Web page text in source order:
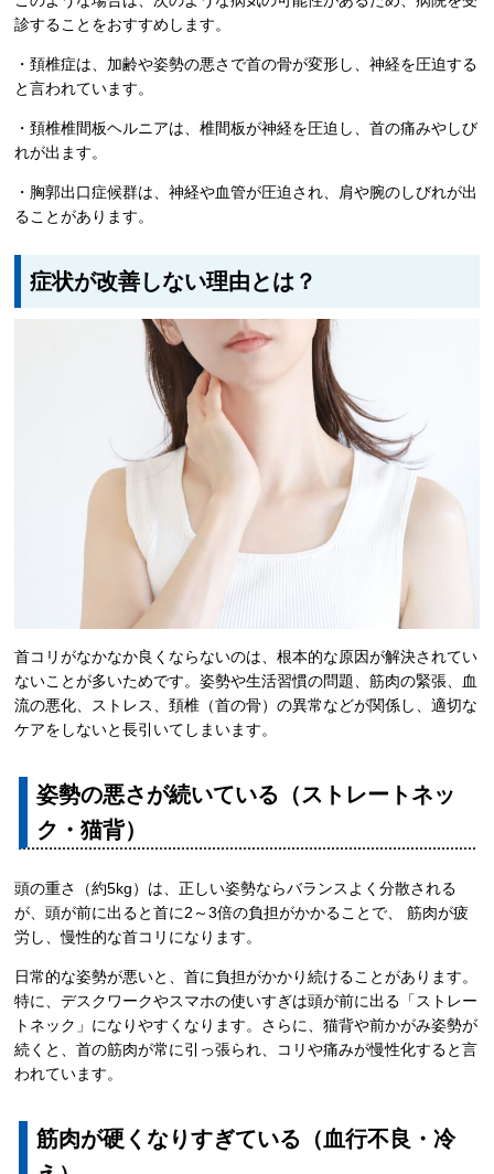
診することをおすすめします。
・頚椎症は、加齢や姿勢の悪さで首の骨が変形し、神経を圧迫する
と言われています。
・頚椎椎間板ヘルニアは、椎間板が神経を圧迫し、首の痛みやしび
れが出ます。
・胸郭出口症候群は、神経や血管が圧迫され、肩や腕のしびれが出
ることがあります。
症状が改善しない理由とは？
首コリがなかなか良くならないのは、根本的な原因が解決されてい
ないことが多いためです。姿勢や生活習慣の問題、筋肉の緊張、血
流の悪化、ストレス、頚椎（首の骨）の異常などが関係し、適切な
ケアをしないと長引いてしまいます。
姿勢の悪さが続いている（ストレートネッ
ク・猫背）
頭の重さ（約5kg）は、正しい姿勢ならバランスよく分散される
が、頭が前に出ると首に2～3倍の負担がかかることで、 筋肉が疲
労し、慢性的な首コリになります。
日常的な姿勢が悪いと、首に負担がかかり続けることがあります。
特に、デスクワークやスマホの使いすぎは頭が前に出る「ストレー
トネック」になりやすくなります。さらに、猫背や前かがみ姿勢が
続くと、首の筋肉が常に引っ張られ、コリや痛みが慢性化すると言
われています。
筋肉が硬くなりすぎている（血行不良・冷